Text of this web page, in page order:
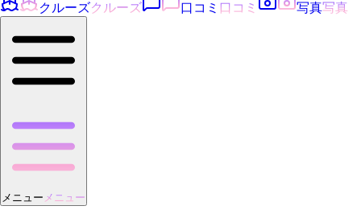
クルーズクルーズ 口コミ 口コミ 写真写真
メニュー メニュー